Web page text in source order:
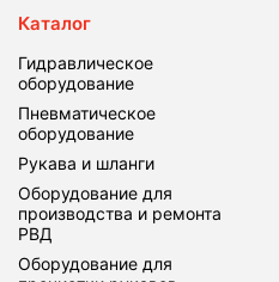
Каталог
Гидравлическое
оборудование
Пневматическое
оборудование
Рукава и шланги
Оборудование для
производства и ремонта
РВД
Оборудование для